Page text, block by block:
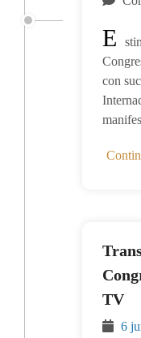
E
con
TV
6